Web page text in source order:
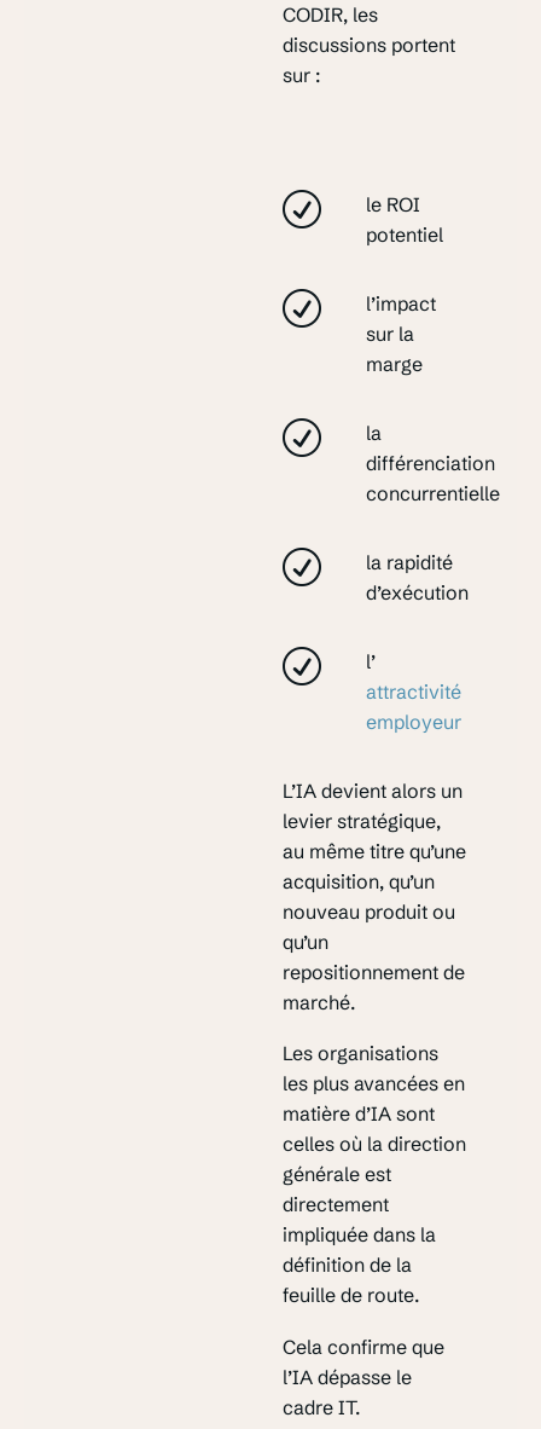
CODIR, les
discussions portent
sur :
le ROI
potentiel
l’impact
sur la
marge
la
différenciation
concurrentielle
la rapidité
d’exécution
l’
attractivité
employeur
L’IA devient alors un
levier stratégique,
au même titre qu’une
acquisition, qu’un
nouveau produit ou
qu’un
repositionnement de
marché.
Les organisations
les plus avancées en
matière d’IA sont
celles où la direction
générale est
directement
impliquée dans la
définition de la
feuille de route.
Cela confirme que
l’IA dépasse le
cadre IT.